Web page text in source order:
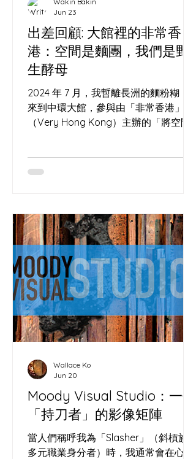
出差回顧: 大館裡的非常香
港：空間是麵團，我們是野
生酵母
2024 年 7 月，我暫離長洲的麵粉糊，
來到中環大館，參與由「非常香港」
（Very Hong Kong）主辦的「將空間
Placemaking Convention）。 這場活
窗口巷 Window Alley 空間與酸種的玄
學：大館石階上的微氣候 一個烤麵包
的，為何跑去聽城市空間改造？ 因為做
酸種麵包（Sourdough）和地方營造
（Placemaking）本質上是同一門玄
學。沒有酵母的麵團只是死氣沉沉的死
麵；沒有人互動的鋼筋水泥，也只不過
是巨型墳場。 ( IMAGE ) 看看大館的洗
衣場石階。主辦方沒有砸重金裝潢，僅
用回收木箱、坐墊與幾盆植物，就像撒
下了一把高活性的酵母，瞬間改變了這
港人竟然願意停下腳步，讓「過道」發
酵成了「聚腳點」。 把荒廢角落轉化為
社區心臟，就像我們在處理高水合
（High Hydration）麵團——
Jun 23
Moody Visual Studio：一個
「持刀者」的影像矩陣
當人們稱呼我為「Slasher」（斜槓族 /
多元職業身分者）時，我通常會在心裡
Wallace Ko
Jun 20